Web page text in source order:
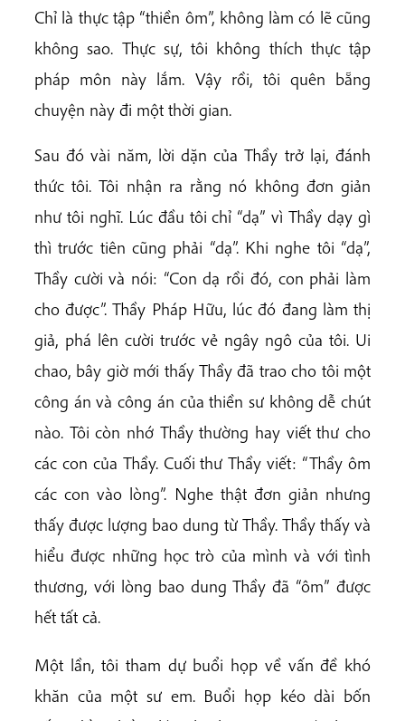
Chỉ là thực tập “thiền ôm”, không làm có lẽ cũng
không sao. Thực sự, tôi không thích thực tập
pháp môn này lắm. Vậy rồi, tôi quên bẵng
chuyện này đi một thời gian.
Sau đó vài năm, lời dặn của Thầy trở lại, đánh
thức tôi. Tôi nhận ra rằng nó không đơn giản
như tôi nghĩ. Lúc đầu tôi chỉ “dạ” vì Thầy dạy gì
thì trước tiên cũng phải “dạ”. Khi nghe tôi “dạ”,
Thầy cười và nói: “Con dạ rồi đó, con phải làm
cho được”. Thầy Pháp Hữu, lúc đó đang làm thị
giả, phá lên cười trước vẻ ngây ngô của tôi. Ui
chao, bây giờ mới thấy Thầy đã trao cho tôi một
công án và công án của thiền sư không dễ chút
nào. Tôi còn nhớ Thầy thường hay viết thư cho
các con của Thầy. Cuối thư Thầy viết: “Thầy ôm
các con vào lòng”. Nghe thật đơn giản nhưng
thấy được lượng bao dung từ Thầy. Thầy thấy và
hiểu được những học trò của mình và với tình
thương, với lòng bao dung Thầy đã “ôm” được
hết tất cả.
Một lần, tôi tham dự buổi họp về vấn đề khó
khăn của một sư em. Buổi họp kéo dài bốn